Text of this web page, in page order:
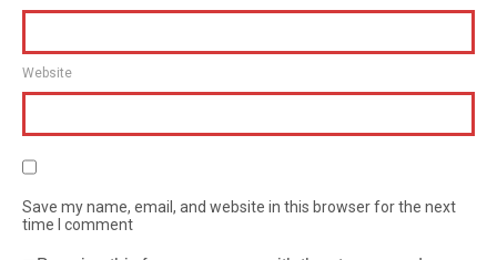
Website
Save my name, email, and website in this browser for the next
time I comment